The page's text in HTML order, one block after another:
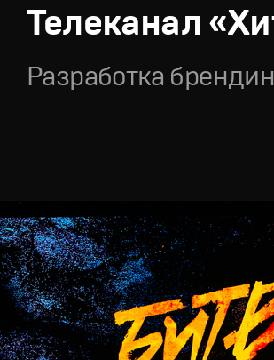
Телеканал
Разработка